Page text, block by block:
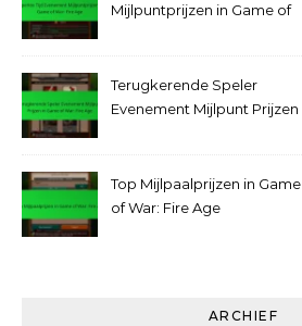
Mijlpuntprijzen in Game of
Terugkerende Speler
Evenement Mijlpunt Prijzen
Top Mijlpaalprijzen in Game
of War: Fire Age
ARCHIEF